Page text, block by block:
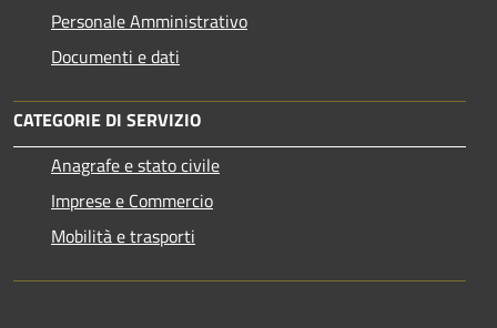
Personale Amministrativo
Documenti e dati
CATEGORIE DI SERVIZIO
Anagrafe e stato civile
Imprese e Commercio
Mobilità e trasporti